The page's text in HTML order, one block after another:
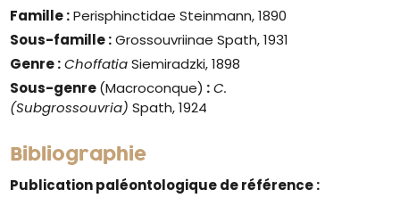
Famille :Perisphinctidae Steinmann, 1890
Sous-famille :Grossouvriinae Spath, 1931
Genre: ChoffatiaSiemiradzki, 1898
Sous-genre(Macroconque) :C.
(Subgrossouvria)Spath, 1924
Bibliographie
Publication paléontologique de référence :